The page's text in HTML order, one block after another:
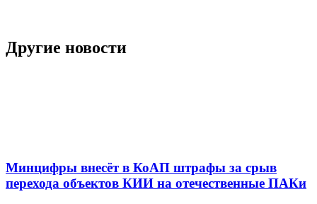
Другие новости
Минцифры внесёт в КоАП штрафы за срыв
перехода объектов КИИ на отечественные ПАКи